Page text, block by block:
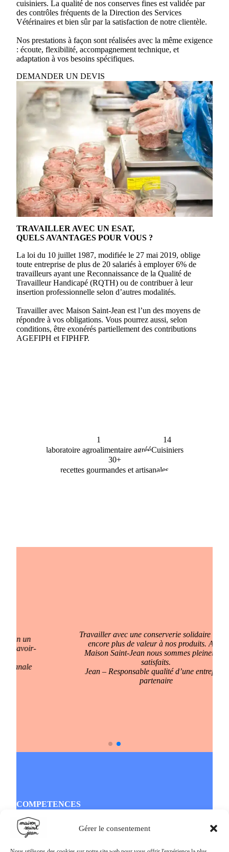
Gérer le consentement
cuisiniers. La qualité de nos conserves fines est validée par
des contrôles fréquents de la Direction des Services
Vétérinaires et bien sûr par la satisfaction de notre clientèle.
Nos prestations à façon sont réalisées avec la même exigence
: écoute, flexibilité, accompagnement technique, et
adaptation à vos besoins spécifiques.
DEMANDER UN DEVIS
TRAVAILLER AVEC UN ESAT,
QUELS AVANTAGES POUR VOUS ?
La loi du 10 juillet 1987, modifiée le 27 mai 2019, oblige
toute entreprise de plus de 20 salariés à employer 6% de
travailleurs ayant une Reconnaissance de la Qualité de
Travailleur Handicapé (RQTH) ou de contribuer à leur
insertion professionnelle selon d’autres modalités.
Travailler avec Maison Saint-Jean est l’un des moyens de
répondre à vos obligations. Vous pourrez aussi, selon
conditions, être exonérés partiellement des contributions
AGEFIPH et FIPHFP.
1
laboratoire agroalimentaire agréé
14
Cuisiniers
30+
recettes gourmandes et artisanales
Travailler avec une conserverie solidaire donne
encore plus de valeur à nos produits. Avec
Maison Saint-Jean nous sommes pleinement
Jean – Responsable qualité d’une entreprise
COMPETENCES
Mise en bocaux ou en conserves
Étiquetage, conditionnement